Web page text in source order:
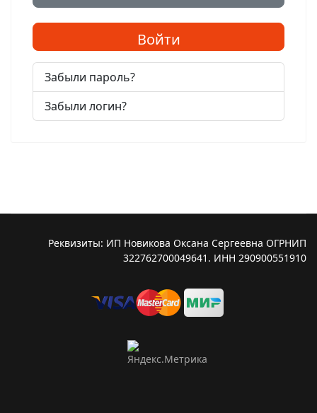
Войти
Забыли пароль?
Забыли логин?
Реквизиты: ИП Новикова Оксана Сергеевна ОГРНИП
322762700049641. ИНН 290900551910